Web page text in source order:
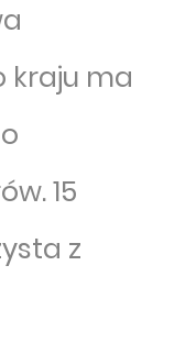
kraju ma
15
z